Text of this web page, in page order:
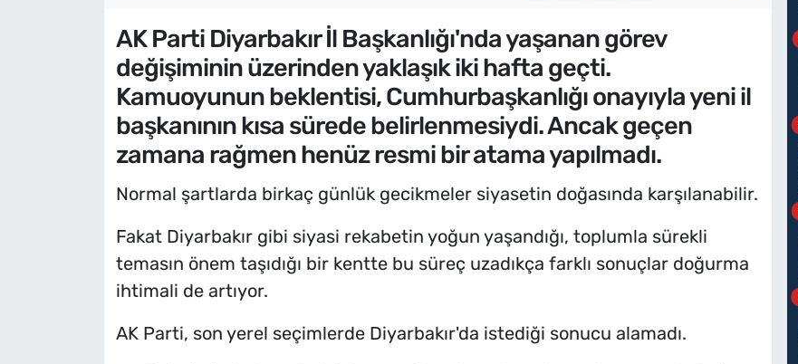
AK Parti Diyarbakır İl Başkanlığı'nda yaşanan görev
değişiminin üzerinden yaklaşık iki hafta geçti.
Kamuoyunun beklentisi, Cumhurbaşkanlığı onayıyla yeni il
başkanının kısa sürede belirlenmesiydi. Ancak geçen
zamana rağmen henüz resmi bir atama yapılmadı.
Normal şartlarda birkaç günlük gecikmeler siyasetin doğasında karşılanabilir.
Fakat Diyarbakır gibi siyasi rekabetin yoğun yaşandığı, toplumla sürekli
temasın önem taşıdığı bir kentte bu süreç uzadıkça farklı sonuçlar doğurma
ihtimali de artıyor.
AK Parti, son yerel seçimlerde Diyarbakır'da istediği sonucu alamadı.